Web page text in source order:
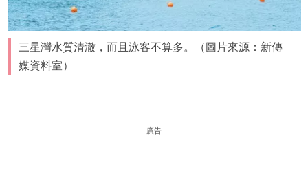
三星灣水質清澈，而且泳客不算多。（圖片來源：新傳
媒資料室）
廣告